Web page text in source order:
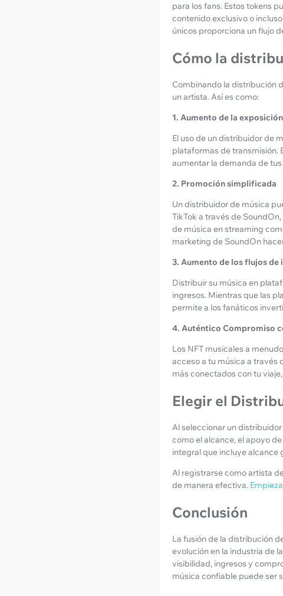
para los fans. Estos tokens
contenido exclusivo o
únicos proporciona un flujo
Cómo la
Combinando la distribución
un artista. Así es como:
1. Aumento de la exposición
El uso de un distribuidor de
plataformas de transmisión.
aumentar la demanda de tus
2. Promoción simplificada
Un distribuidor de música
TikTok a través de
de música en streaming
marketing de SoundOn
3. Aumento de los flujos de
Distribuir su música en
ingresos. Mientras que las
permite a los fanáticos
4. Auténtico Compromiso
Los NFT musicales a
acceso a tu música a través
más conectados con tu
Elegir el
Al seleccionar un
como el alcance, el apoyo
integral que incluye alcance
Al registrarse como artista
de manera efectiva.
Conclusión
La fusión de la distribución
evolución en la industria de
visibilidad, ingresos y
música confiable puede ser